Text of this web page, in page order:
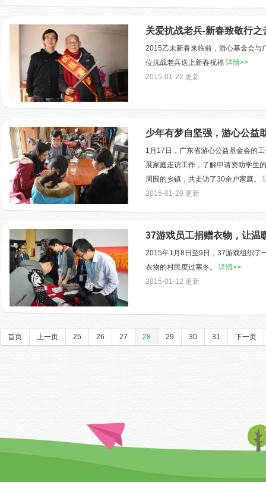
关爱抗战老兵-新春致敬行之
2015乙未新春来临前，游心基金会与
位抗战老兵送上新春祝福 详情>>
2015-01-22 更新
少年有梦自坚强，游心公益
1月17日，广东省游心公益基金会的
展家庭走访工作，了解申请资助学生
周围的乡镇，共走访了30余户家庭。
2015-01-20 更新
37游戏员工捐赠衣物，让温
2015年1月8日至9日，37游戏组织了
衣物的村民度过寒冬。 详情>>
2015-01-12 更新
首页 上一页 25 26 27 28 29 30 31 下一页